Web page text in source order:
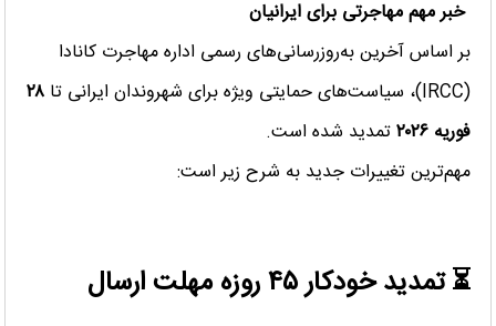
خبر مهم مهاجرتی برای ایرانیان
بر اساس آخرین به‌روزرسانی‌های رسمی اداره مهاجرت کانادا
(IRCC)، سیاست‌های حمایتی ویژه برای شهروندان ایرانی تا
۲۸
فوریه۲۰۲۶ تمدید شده است.
مهم‌ترین تغییرات جدید به شرح زیر است:
⏳تمدید خودکار۴۵روزه مهلت ارسال